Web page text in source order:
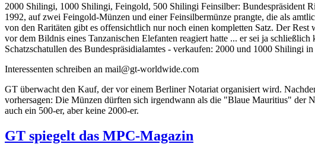
2000 Shilingi, 1000 Shilingi, Feingold, 500 Shilingi Feinsilber: Bundespräsident
1992, auf zwei Feingold-Münzen und einer Feinsilbermünze prangte, die als
von den Raritäten gibt es offensichtlich nur noch einen kompletten Satz. Der
vor dem Bildnis eines Tanzanischen Elefanten reagiert hatte ... er sei ja
Schatzschatullen des Bundespräsidialamtes - verkaufen: 2000 und 1000
Interessenten schreiben an mail@gt-worldwide.com
GT überwacht den Kauf, der vor einem Berliner Notariat organisiert wird.
vorhersagen: Die Münzen dürften sich irgendwann als die "Blaue Mauritius" der
auch ein 500-er, aber keine 2000-er.
GT spiegelt das MPC-Magazin